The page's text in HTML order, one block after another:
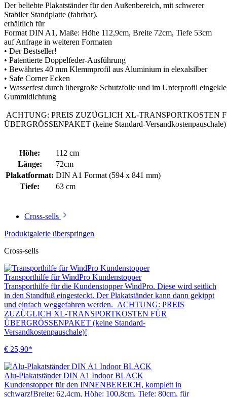
Der beliebte Plakatständer für den Außenbereich, mit schwerer
Stabiler Standplatte (fahrbar),
erhältlich für
Format DIN A1, Maße: Höhe 112,9cm, Breite 72cm, Tiefe 53cm
auf Anfrage in weiteren Formaten
• Der Bestseller!
• Patentierte Doppelfeder-Ausführung
• Bewährtes 40 mm Klemmprofil aus Aluminium in elexalsilber
• Safe Corner Ecken
• Wasserfest durch übergroße Schutzfolie und im Unterprofil
Gummidichtung
ACHTUNG: PREIS ZUZÜGLICH XL-TRANSPORTKOSTEN
ÜBERGRÖSSENPAKET (keine Standard-
Höhe:
112 cm
Länge:
72cm
Plakatformat: DIN A1 Format (594 x 841 mm)
Tiefe:
63 cm
Cross-sells
Produktgalerie überspringen
Cross-sells
Transporthilfe für WindPro Kundenstopper
Transporthilfe für die Kundenstopper WindPro. Diese wird seitlich
in den Standfuß eingesteckt. Der Plakatständer kann dann gekippt
und einfach weggefahren werden. ACHTUNG: PREIS
ZUZÜGLICH XL-TRANSPORTKOSTEN FÜR
ÜBERGRÖSSENPAKET (keine Standard-
Versandkostenpauschale)!
€ 25,90*
Alu-Plakatständer DIN A1 Indoor BLACK
Kundenstopper für den INNENBEREICH, komplett in
schwarz!Breite: 62,4cm, Höhe: 100,8cm, Tiefe: 80cm, für